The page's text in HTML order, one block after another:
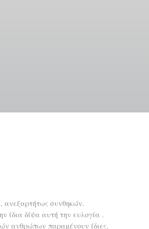
ανεξαρτήτως συνθηκών.
ίδια δίψα αυτή την ευλογία .
ανθρώπων παραμένουν ίδιες.